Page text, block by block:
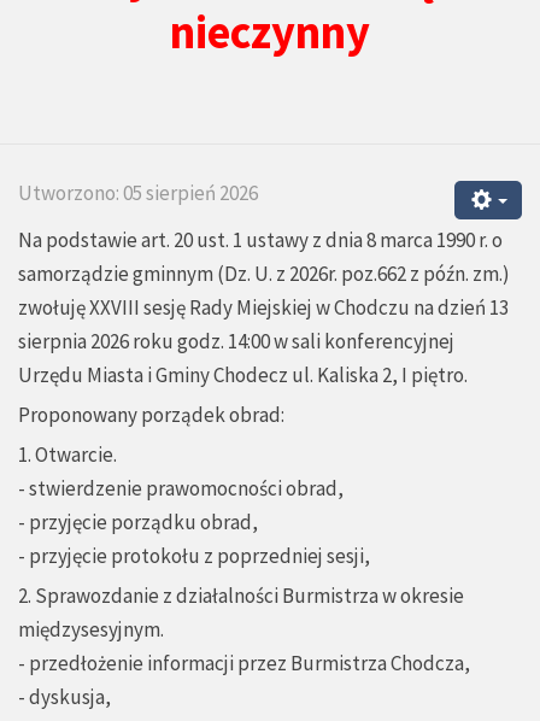
nieczynny
Utworzono: 05 sierpień 2026
Na podstawie art. 20 ust. 1 ustawy z dnia 8 marca 1990 r. o
samorządzie gminnym (Dz. U. z 2026r. poz.662 z późn. zm.)
zwołuję XXVIII sesję Rady Miejskiej w Chodczu na dzień 13
sierpnia 2026 roku godz. 14:00 w sali konferencyjnej
Urzędu Miasta i Gminy Chodecz ul. Kaliska 2, I piętro.
Proponowany porządek obrad:
1. Otwarcie.
- stwierdzenie prawomocności obrad,
- przyjęcie porządku obrad,
- przyjęcie protokołu z poprzedniej sesji,
2. Sprawozdanie z działalności Burmistrza w okresie
międzysesyjnym.
- przedłożenie informacji przez Burmistrza Chodcza,
- dyskusja,